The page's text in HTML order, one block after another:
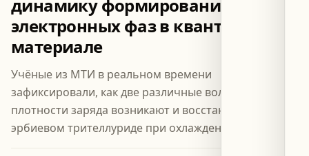
динамику формирования
электронных фаз в квантовом
материале
Учёные из МТИ в реальном времени
зафиксировали, как две различные волны
плотности заряда возникают и восстанавливаются в
эрбиевом трителлуриде при охлаждении до −230°C.